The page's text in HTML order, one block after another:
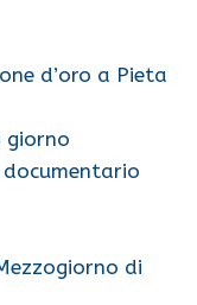
d’oro a Pieta
giorno
di